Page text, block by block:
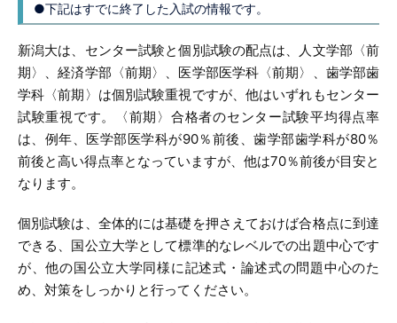
●下記はすでに終了した入試の情報です。
新潟大は、センター試験と個別試験の配点は、人文学部〈前
期〉、経済学部〈前期〉、医学部医学科〈前期〉、歯学部歯
学科〈前期〉は個別試験重視ですが、他はいずれもセンター
試験重視です。〈前期〉合格者のセンター試験平均得点率
は、例年、医学部医学科が90％前後、歯学部歯学科が80％
前後と高い得点率となっていますが、他は70％前後が目安と
なります。
個別試験は、全体的には基礎を押さえておけば合格点に到達
できる、国公立大学として標準的なレベルでの出題中心です
が、他の国公立大学同様に記述式・論述式の問題中心のた
め、対策をしっかりと行ってください。